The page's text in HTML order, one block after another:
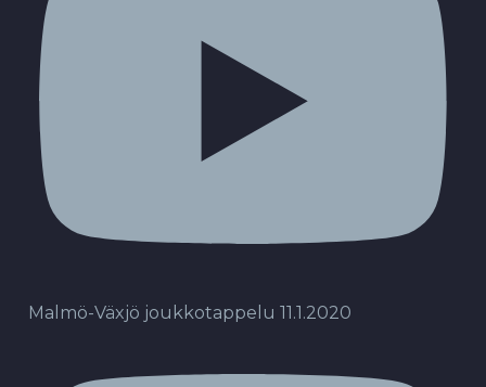
Malmö-Växjö joukkotappelu 11.1.2020